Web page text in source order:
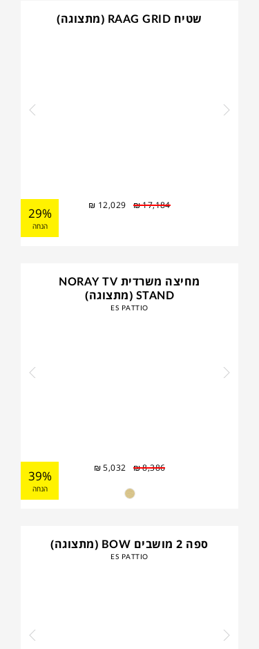
שטיח RAAG GRID (מתצוגה)
₪17,184
₪ 12,029
29%
הנחה
מחיצה משרדית NORAY TV
STAND (מתצוגה)
ES PATTIO
₪8,386
₪5,032
39%
הנחה
ספה 2 מושבים BOW (מתצוגה)
ES PATTIO